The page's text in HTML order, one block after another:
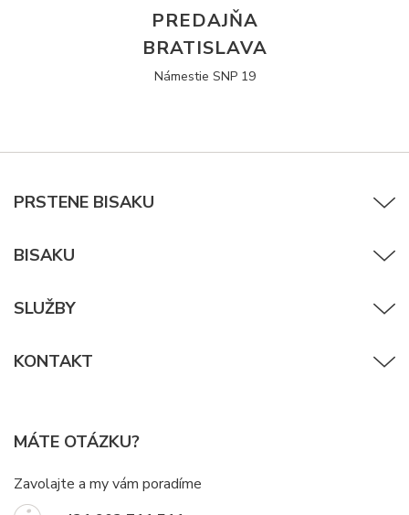
PREDAJŇA
BRATISLAVA
Námestie SNP 19
PRSTENE BISAKU
BISAKU
SLUŽBY
KONTAKT
MÁTE OTÁZKU?
Zavolajte a my vám poradíme